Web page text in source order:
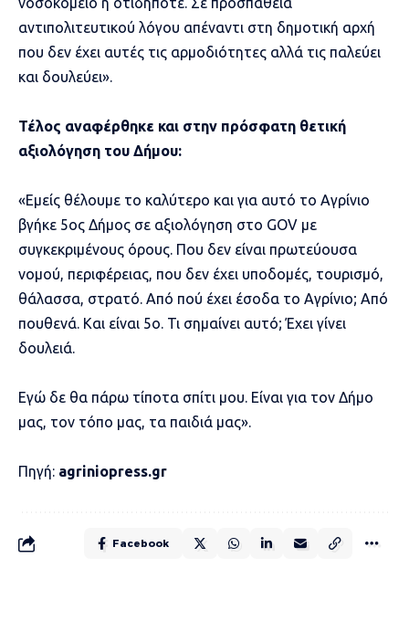
αντιπολιτευτικού λόγου απέναντι στη δημοτική αρχή
που δεν έχει αυτές τις αρμοδιότητες αλλά τις παλεύει
και δουλεύει».
Τέλος αναφέρθηκε και στην πρόσφατη θετική
αξιολόγηση του Δήμου:
«Εμείς θέλουμε το καλύτερο και για αυτό το Αγρίνιο
βγήκε 5ος Δήμος σε αξιολόγηση στο GOV με
συγκεκριμένους όρους. Που δεν είναι πρωτεύουσα
νομού, περιφέρειας, που δεν έχει υποδομές, τουρισμό,
θάλασσα, στρατό. Από πού έχει έσοδα το Αγρίνιο; Από
πουθενά. Και είναι 5ο. Τι σημαίνει αυτό; Έχει γίνει
δουλειά.
Εγώ δε θα πάρω τίποτα σπίτι μου. Είναι για τον Δήμο
μας, τον τόπο μας, τα παιδιά μας».
Πηγή: agriniopress.gr
Facebook